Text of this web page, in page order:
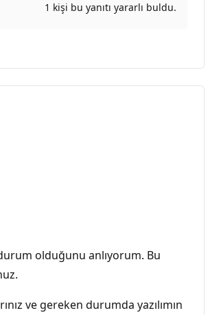
1 kişi bu yanıtı yararlı buldu.
olduğunu anlıyorum. Bu
ve gereken durumda yazılımın